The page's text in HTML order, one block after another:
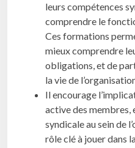
leurs compétences
comprendre le
Ces formations
mieux comprendre
obligations, et de
la vie de
Il encourage
active des
syndicale au sein de
rôle clé à jouer dans